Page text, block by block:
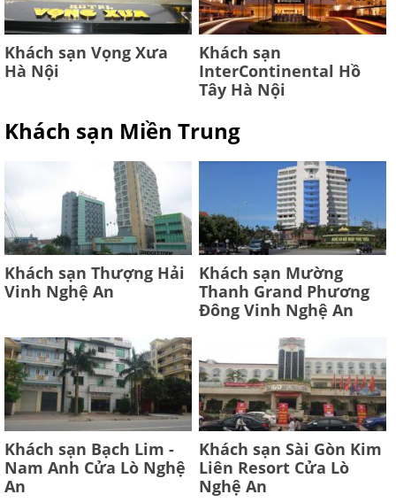
Khách sạn Vọng Xưa
Hà Nội
Khách sạn
InterContinental Hồ
Tây Hà Nội
Khách sạn Miền Trung
Khách sạn Thượng Hải
Vinh Nghệ An
Khách sạn Mường
Thanh Grand Phương
Đông Vinh Nghệ An
Khách sạn Bạch Lim -
Nam Anh Cửa Lò Nghệ
An
Khách sạn Sài Gòn Kim
Liên Resort Cửa Lò
Nghệ An